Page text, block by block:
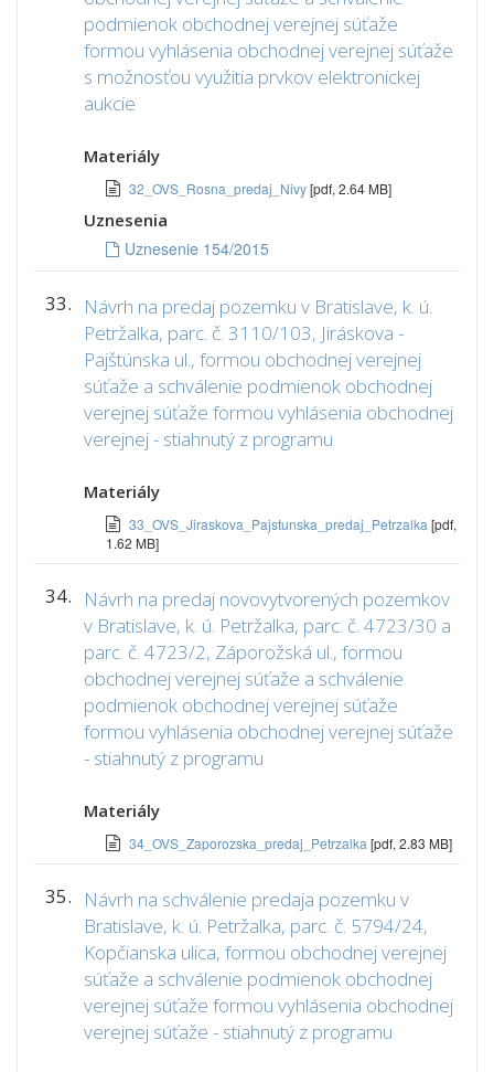
podmienok obchodnej verejnej súťaže
formou vyhlásenia obchodnej verejnej súťaže
s možnosťou využitia prvkov elektronickej
aukcie
Materiály
32_OVS_Rosna_predaj_Nivy[pdf, 2.64 MB]
Uznesenia
Uznesenie 154/2015
33.
Návrh na predaj pozemku v Bratislave, k. ú.
Petržalka, parc. č. 3110/103, Jiráskova -
Pajštúnska ul., formou obchodnej verejnej
súťaže a schválenie podmienok obchodnej
verejnej súťaže formou vyhlásenia obchodnej
verejnej - stiahnutý z programu
Materiály
33_OVS_Jiraskova_Pajstunska_predaj_Petrzalka [pdf,
1.62 MB]
34.
Návrh na predaj novovytvorených pozemkov
v Bratislave, k. ú. Petržalka, parc. č. 4723/30 a
parc. č. 4723/2, Záporožská ul., formou
obchodnej verejnej súťaže a schválenie
podmienok obchodnej verejnej súťaže
formou vyhlásenia obchodnej verejnej súťaže
- stiahnutý z programu
Materiály
34_OVS_Zaporozska_predaj_Petrzalka [pdf, 2.83 MB]
35.
Návrh na schválenie predaja pozemku v
Bratislave, k. ú. Petržalka, parc. č. 5794/24,
Kopčianska ulica, formou obchodnej verejnej
súťaže a schválenie podmienok obchodnej
verejnej súťaže formou vyhlásenia obchodnej
verejnej súťaže - stiahnutý z programu